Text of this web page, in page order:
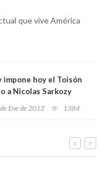
que vive América
impone hoy el Toisón
a Nicolas Sarkozy
Ene de 2012 1384